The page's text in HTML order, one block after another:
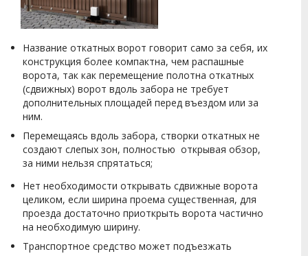
Название откатных ворот говорит само за себя, их
конструкция более компактна, чем распашные
ворота, так как перемещение полотна откатных
(сдвижных) ворот вдоль забора не требует
дополнительных площадей перед въездом или за
ним.
Перемещаясь вдоль забора, створки откатных не
создают слепых зон, полностью открывая обзор,
за ними нельзя спрятаться;
Нет необходимости открывать сдвижные ворота
целиком, если ширина проема существенная, для
проезда достаточно приоткрыть ворота частично
на необходимую ширину.
Транспортное средство может подъезжать